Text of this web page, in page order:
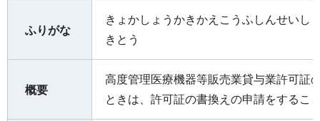
ふりがな
きょかしょうかきかえこうふしんせいし
きとう
概要
高度管理医療機器等販売業貸与業許可証
ときは、許可証の書換えの申請をするこ